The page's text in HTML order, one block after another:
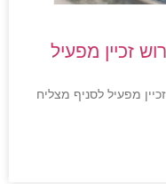
זכיין מפעיל
מפעיל לסניף מצליח